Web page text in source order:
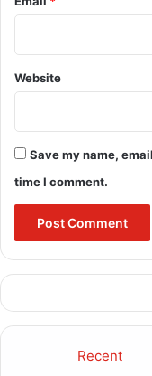
Website
Save my name,
time I comment.
Recent